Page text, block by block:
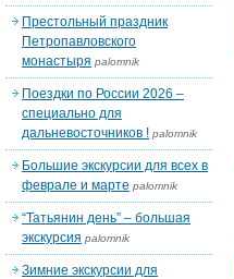
Престольный праздник
Петропавловского
монастыря palomnik
Поездки по России 2026 –
специально для
дальневосточников ! palomnik
Большие экскурсии для всех в
феврале и марте palomnik
“Татьянин день” – большая
экскурсия palomnik
Зимние экскурсии для